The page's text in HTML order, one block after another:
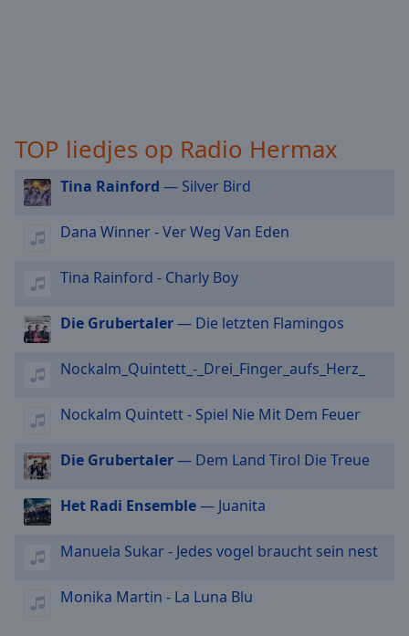
subtitles
settings
dialog
subtitles
selected
Audio
Track
Picture-
in-
Fullscreen
modal
window.
Beginning
dialog
Escape
TOP liedjes op Radio Hermax
Tina Rainford — Silver Bird
Dana Winner - Ver Weg Van Eden
Tina Rainford - Charly Boy
Die Grubertaler— Die letzten Flamingos
Nockalm_Quintett_-_Drei_Finger_aufs_Herz_
Nockalm Quintett - Spiel Nie Mit Dem Feuer
Die Grubertaler— Dem Land Tirol Die Treue
Het Radi Ensemble— Juanita
Manuela Sukar - Jedes vogel braucht sein nest
Monika Martin - La Luna Blu